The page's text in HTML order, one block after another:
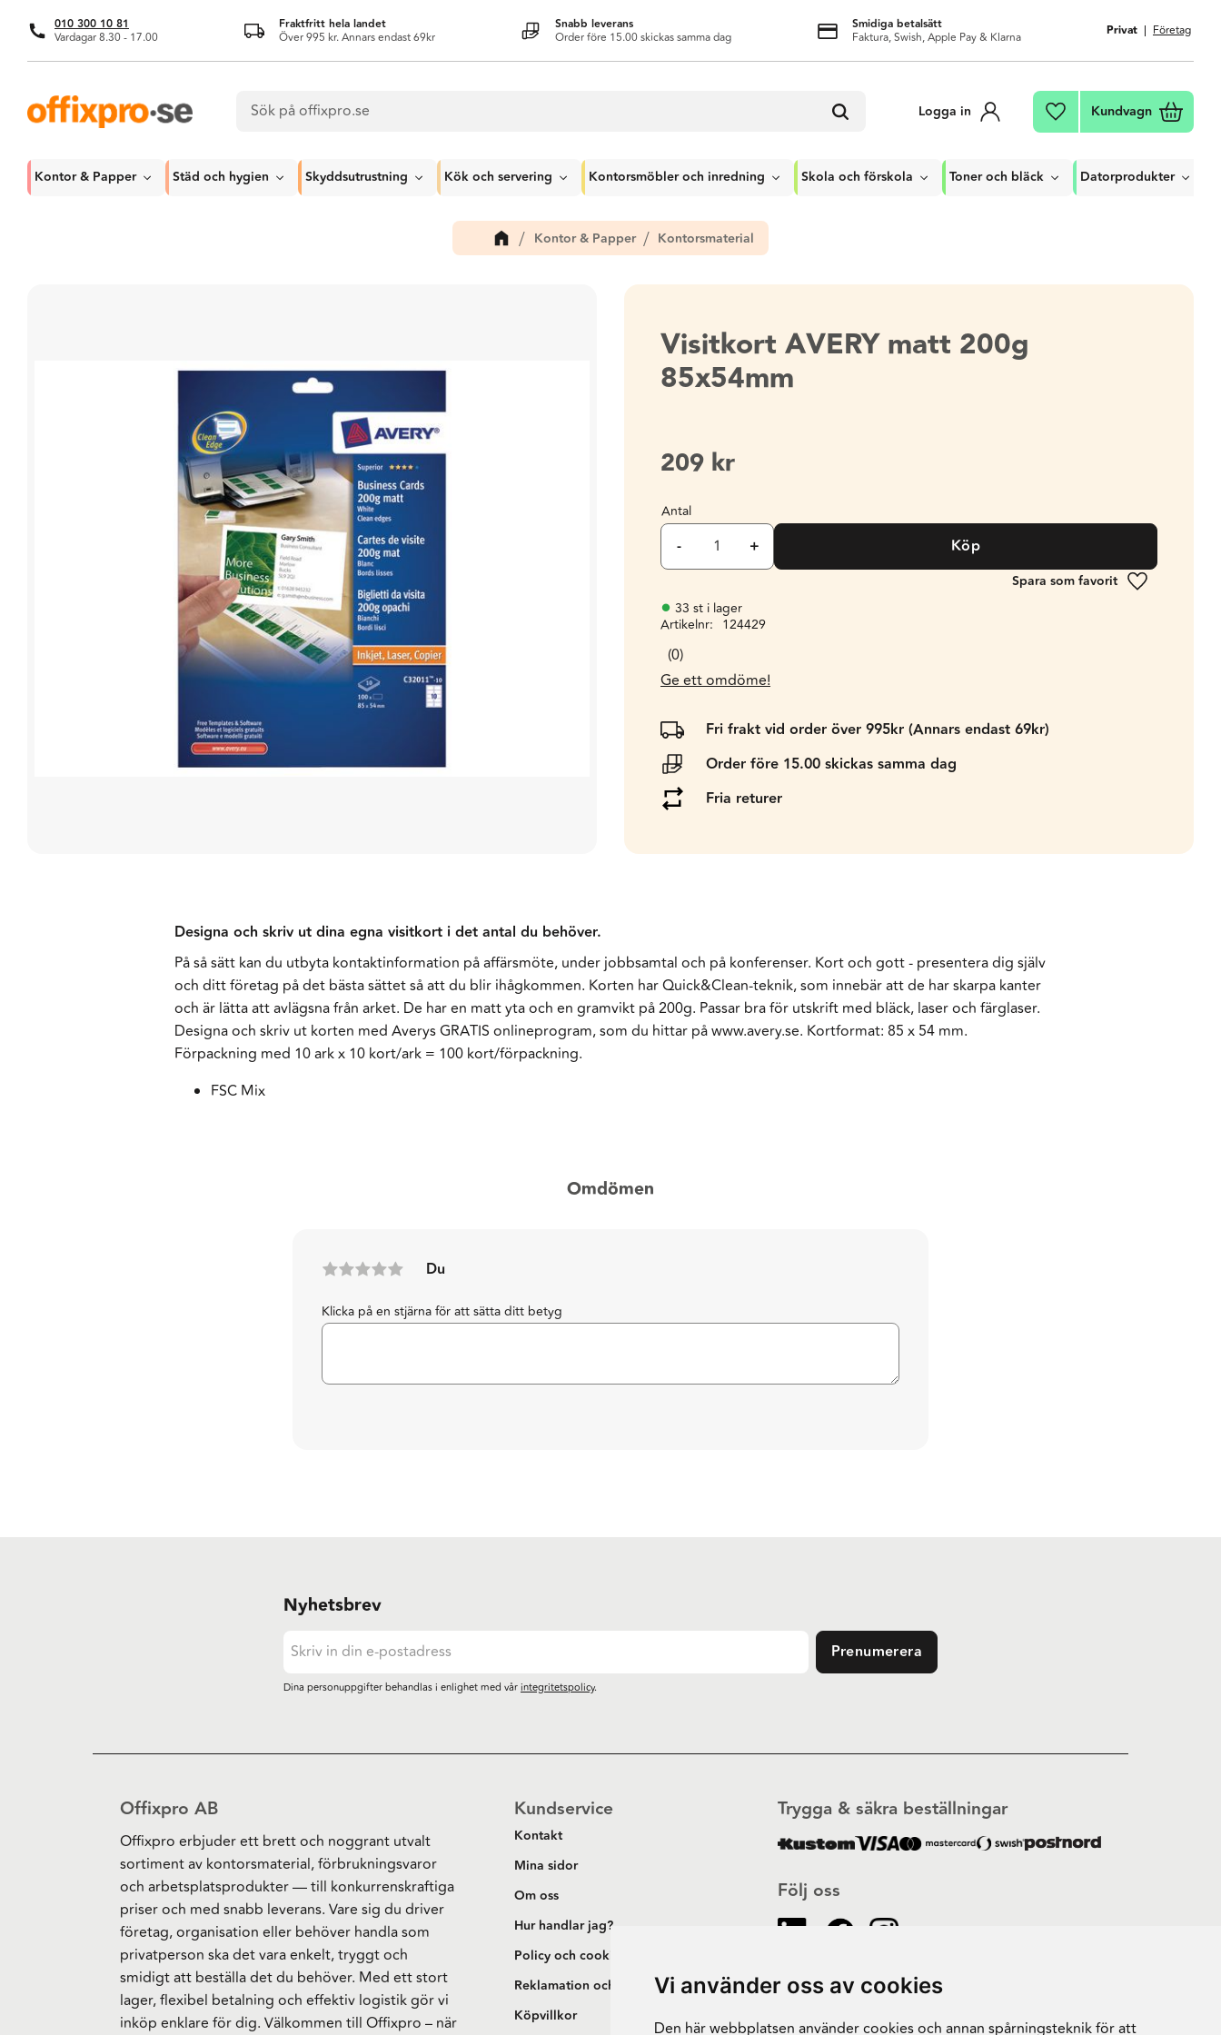
Vi använder oss av cookies
Den här webbplatsen använder cookies och annan spårningsteknik för att
010 300 10 81
Vardagar 8.30 - 17.00
Fraktfritt hela landet
Över 995 kr. Annars endast 69kr
Snabb leverans
Order före 15.00 skickas samma dag
Smidiga betalsätt
Faktura, Swish, Apple Pay & Klarna Privat Företag
Logga in Favoriter
Kundvagn
Kontor & Papper Städ och hygien Skyddsutrustning Kök och servering Kontorsmöbler och inredning Skola och förskola Toner och bläck Datorprodukter
Kontor & Papper Kontorsmaterial
Visitkort AVERY matt 200g
85x54mm
209 kr
Antal
+
- Köp
Lägg till i
33 st i lager
Artikelnr
124429
0
Ge ett omdöme!
Fri frakt vid order över 995kr (Annars endast 69kr)
Order före 15.00 skickas samma dag
Fria returer
Designa och skriv ut dina egna visitkort i det antal du behöver.
På så sätt kan du utbyta kontaktinformation på affärsmöte, under jobbsamtal och på konferenser. Kort och gott - presentera dig själv
och ditt företag på det bästa sättet så att du blir ihågkommen. Korten har Quick&Clean-teknik, som innebär att de har skarpa kanter
och är lätta att avlägsna från arket. De har en matt yta och en gramvikt på 200g. Passar bra för utskrift med bläck, laser och färglaser.
Designa och skriv ut korten med Averys GRATIS onlineprogram, som du hittar på www.avery.se. Kortformat: 85 x 54 mm.
Förpackning med 10 ark x 10 kort/ark = 100 kort/förpackning.
FSC Mix
Omdömen
Du
Klicka på en stjärna för att sätta ditt betyg
Nyhetsbrev
Prenumerera
Dina personuppgifter behandlas i enlighet med vårintegritetspolicy.
Offixpro AB
Offixpro erbjuder ett brett och noggrant utvalt
sortiment av kontorsmaterial, förbrukningsvaror
och arbetsplatsprodukter — till konkurrenskraftiga
priser och med snabb leverans. Vare sig du driver
företag, organisation eller behöver handla som
privatperson ska det vara enkelt, tryggt och
smidigt att beställa det du behöver. Med ett stort
lager, flexibel betalning och effektiv logistik gör vi
inköp enklare för dig. Välkommen till Offixpro – när
Kundservice
Kontakt
Mina sidor
Om oss
Hur handlar jag?
Policy och cookies
Reklamation och retur
Köpvillkor
Följ oss
Trygga & säkra beställningar